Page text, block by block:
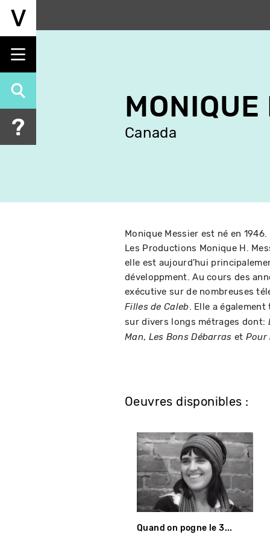
Aller
principal
Canada
Monique Messier est né en
Les Productions Monique H.
elle est aujourd'hui
développment. Au cours des
exécutive sur de nombreuses
Filles de Caleb. Elle a
sur divers longs métrages dont:
Man, Les Bons Débarras et Pour
Oeuvres disponibles :
Quand on pogne le 3...